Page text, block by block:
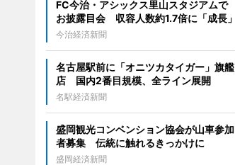
FC今治・アシックス里山スタジアムで
お披露目会 収容人数約1.7倍に「成長」
今治経済新聞
名古屋駅前に「オニツカタイガー」旗艦
店 国内2番目規模、全ライン展開
名駅経済新聞
盛岡観光コンベンション協会が山車参加
者募集 伝統に触れるきっかけに
盛岡経済新聞